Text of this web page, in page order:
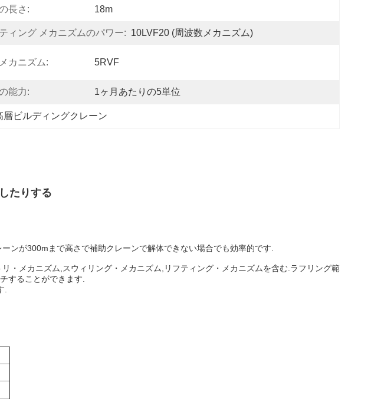
長さ: 18m
ィング メカニズムのパワー: 10LVF20 (周波数メカニズム)
カニズム: 5RVF
能力: 1ヶ月あたりの5単位
層ビルディングクレーン
たりする
ンが300mまで高さで補助クレーンで解体できない場合でも効率的です.
リ・メカニズム,スウィリング・メカニズム,リフティング・メカニズムを含む.ラフリング範
することができます.
.